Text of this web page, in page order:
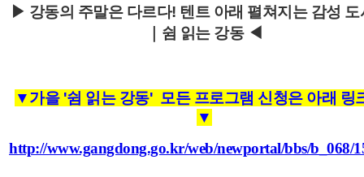
▶ 강동의 주말은 다르다! 텐트 아래 펼쳐지는 감성 도
｜쉼 읽는 강동◀
▼가을 '쉼 읽는 강동' 모든 프로그램 신청은 아래 링
▼
http://www.gangdong.go.kr/web/newportal/bbs/b_068/